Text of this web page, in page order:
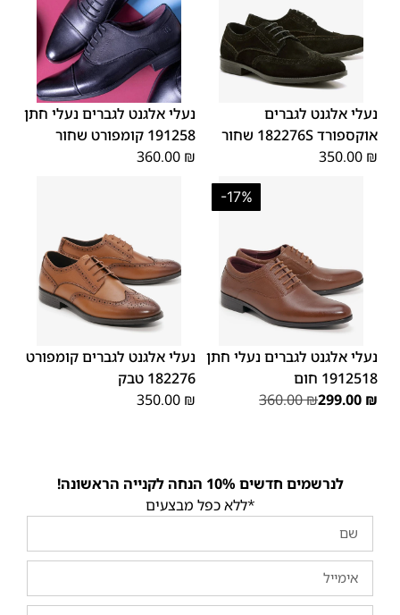
40
41
42
43
44
נעלי אלגנט לגברים
אוקספורד 182276S שחור
350.00 ₪
39
40
41
42
43
44
45
46
נעלי אלגנט לגברים נעלי חתן
191258 קומפורט שחור
360.00 ₪
-17%
40
41
42
43
נעלי אלגנט לגברים נעלי חתן
1912518 חום
360.00₪299.00 ₪
40
41
42
43
נעלי אלגנט לגברים קומפורט
182276 טבק
350.00 ₪
לנרשמים חדשים 10% הנחה לקנייה הראשונה!
*ללא כפל מבצעים